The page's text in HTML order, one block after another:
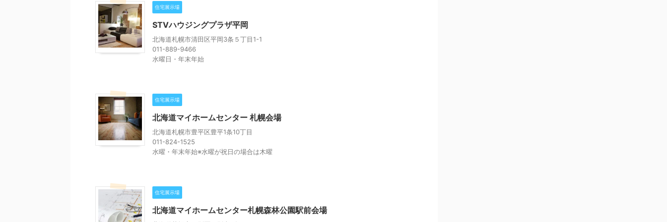
住宅展示場
STVハウジングプラザ平岡
北海道札幌市清田区平岡3条５丁目1-1
011-889-9466
水曜日・年末年始
住宅展示場
北海道マイホームセンター 札幌会場
北海道札幌市豊平区豊平1条10丁目
011-824-1525
水曜・年末年始※水曜が祝日の場合は木曜
住宅展示場
北海道マイホームセンター札幌森林公園駅前会場